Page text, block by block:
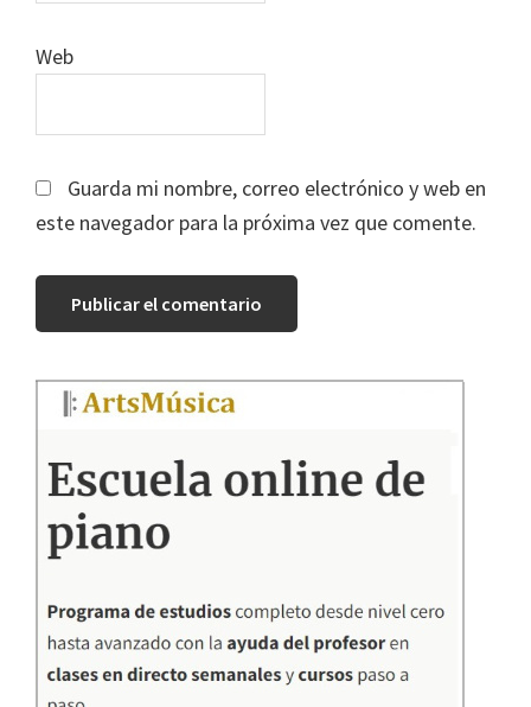
Web
Guarda mi nombre, correo electrónico y web en
este navegador para la próxima vez que comente.
Barra
principal